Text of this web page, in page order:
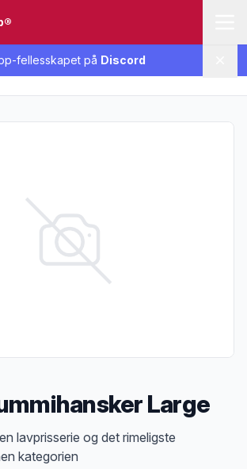
fellesskapet på Discord
Large
lavprisserie og det rimeligste
kategorien